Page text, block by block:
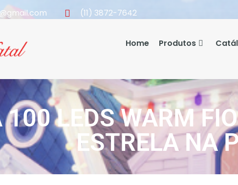
(11) 3872-7642
Home Produtos
LEDS WARM
ESTRELA NA